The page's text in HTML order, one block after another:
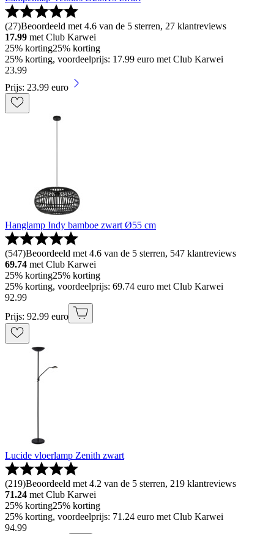
(27)Beoordeeld met 4.6 van de 5 sterren, 27 klantreviews
17.99 met Club Karwei
25% korting25% korting
25% korting, voordeelprijs: 17.99 euro met Club Karwei
23.99
Prijs: 23.99 euro
Hanglamp Indy bamboe zwart Ø55 cm
(547)Beoordeeld met 4.6 van de 5 sterren, 547 klantreviews
69.74 met Club Karwei
25% korting25% korting
25% korting, voordeelprijs: 69.74 euro met Club Karwei
92.99
Prijs: 92.99 euro
Lucide vloerlamp Zenith zwart
(219)Beoordeeld met 4.2 van de 5 sterren, 219 klantreviews
71.24 met Club Karwei
25% korting25% korting
25% korting, voordeelprijs: 71.24 euro met Club Karwei
94.99